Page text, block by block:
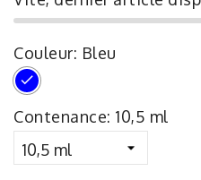
Couleur: Bleu
Bleu
Contenance: 10,5 ml